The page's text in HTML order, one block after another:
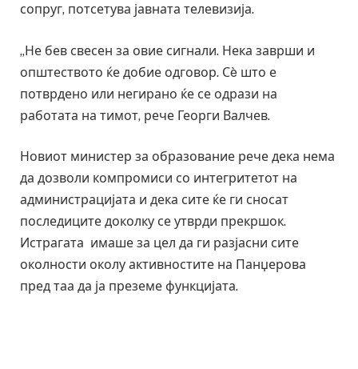
сопруг, потсетува јавната телевизија.
„Не бев свесен за овие сигнали. Нека заврши и
општеството ќе добие одговор. Сè што е
потврдено или негирано ќе се одрази на
работата на тимот, рече Георги Валчев.
Новиот министер за образование рече дека нема
да дозволи компромиси со интегритетот на
администрацијата и дека сите ќе ги сносат
последиците доколку се утврди прекршок.
Истрагата имаше за цел да ги разјасни сите
околности околу активностите на Панџерова
пред таа да ја преземе функцијата.